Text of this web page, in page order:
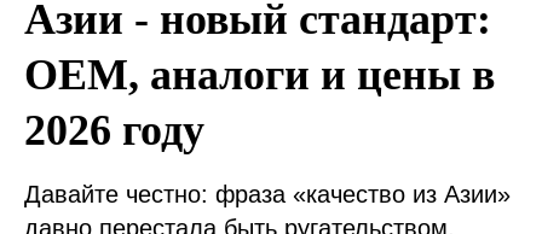
Азии - новый стандарт:
OEM, аналоги и цены в
2026 году
Давайте честно: фраза «качество из Азии»
давно перестала быть ругательством,